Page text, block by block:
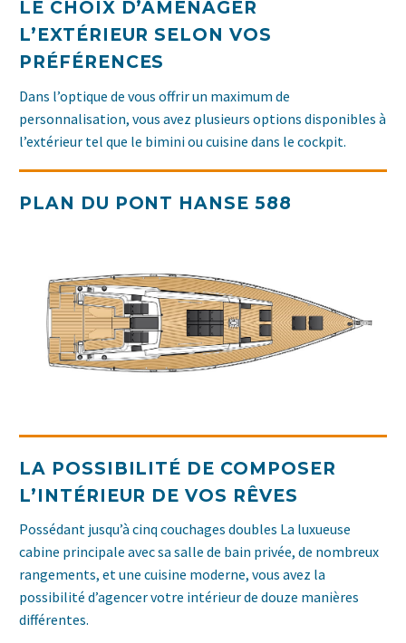
LE CHOIX D’AMÉNAGER
L’EXTÉRIEUR SELON VOS
PRÉFÉRENCES
Dans l’optique de vous offrir un maximum de
personnalisation, vous avez plusieurs options disponibles à
l’extérieur tel que le bimini ou cuisine dans le cockpit.
PLAN DU PONT HANSE 588
LA POSSIBILITÉ DE COMPOSER
L’INTÉRIEUR DE VOS RÊVES
Possédant jusqu’à cinq couchages doubles La luxueuse
cabine principale avec sa salle de bain privée, de nombreux
rangements, et une cuisine moderne, vous avez la
possibilité d’agencer votre intérieur de douze manières
différentes.